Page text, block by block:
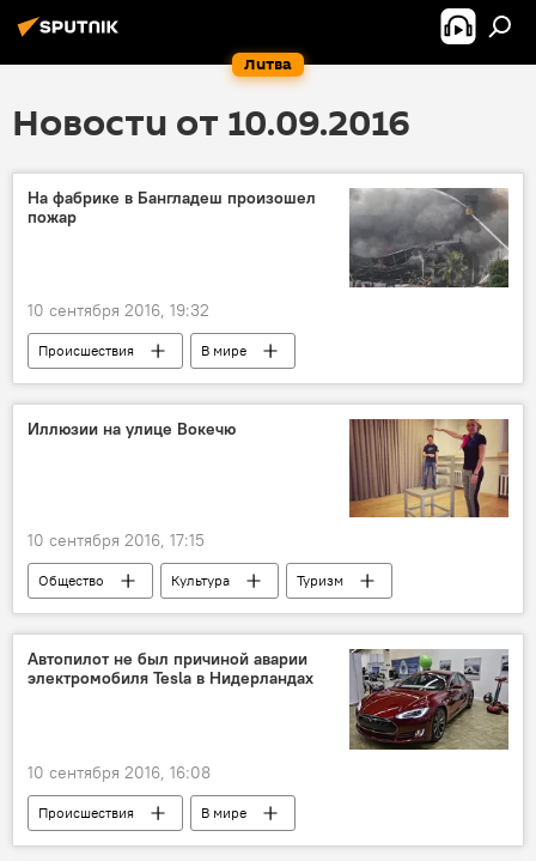
Литва
Новости от 10.09.2016
На фабрике в Бангладеш произошел
пожар
10 сентября 2016, 19:32
Происшествия В мире
Иллюзии на улице Вокечю
10 сентября 2016, 17:15
Общество Культура Туризм
Автопилот не был причиной аварии
электромобиля Tesla в Нидерландах
10 сентября 2016, 16:08
Происшествия В мире